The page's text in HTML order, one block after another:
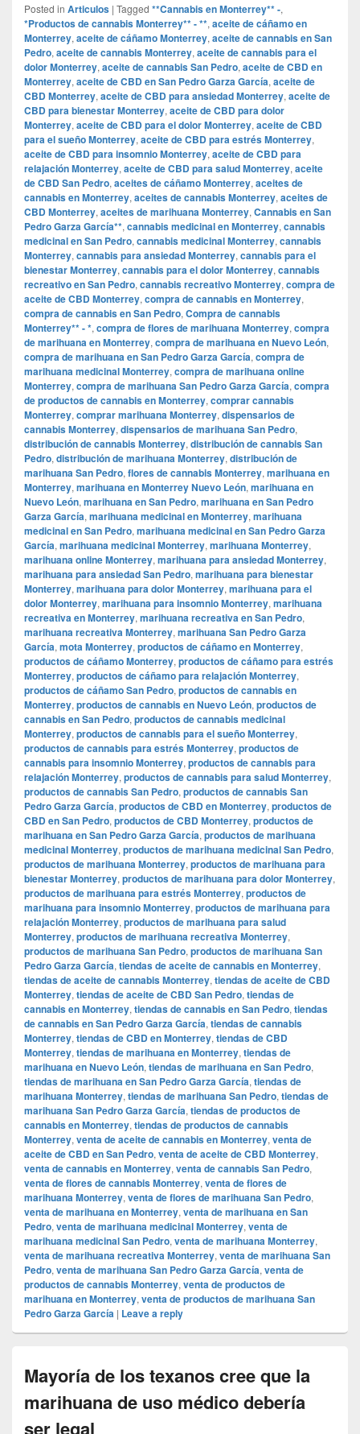
Posted in Articulos | Tagged **Cannabis en Monterrey** -,
*Productos de cannabis Monterrey** - **, aceite de cáñamo en
Monterrey, aceite de cáñamo Monterrey, aceite de cannabis en San
Pedro, aceite de cannabis Monterrey, aceite de cannabis para el
dolor Monterrey, aceite de cannabis San Pedro, aceite de CBD en
Monterrey, aceite de CBD en San Pedro Garza García, aceite de
CBD Monterrey, aceite de CBD para ansiedad Monterrey, aceite de
CBD para bienestar Monterrey, aceite de CBD para dolor
Monterrey, aceite de CBD para el dolor Monterrey, aceite de CBD
para el sueño Monterrey, aceite de CBD para estrés Monterrey,
aceite de CBD para insomnio Monterrey, aceite de CBD para
relajación Monterrey, aceite de CBD para salud Monterrey, aceite
de CBD San Pedro, aceites de cáñamo Monterrey, aceites de
cannabis en Monterrey, aceites de cannabis Monterrey, aceites de
CBD Monterrey, aceites de marihuana Monterrey, Cannabis en San
Pedro Garza García**, cannabis medicinal en Monterrey, cannabis
medicinal en San Pedro, cannabis medicinal Monterrey, cannabis
Monterrey, cannabis para ansiedad Monterrey, cannabis para el
bienestar Monterrey, cannabis para el dolor Monterrey, cannabis
recreativo en San Pedro, cannabis recreativo Monterrey, compra de
aceite de CBD Monterrey, compra de cannabis en Monterrey,
compra de cannabis en San Pedro, Compra de cannabis
Monterrey** - *, compra de flores de marihuana Monterrey, compra
de marihuana en Monterrey, compra de marihuana en Nuevo León,
compra de marihuana en San Pedro Garza García, compra de
marihuana medicinal Monterrey, compra de marihuana online
Monterrey, compra de marihuana San Pedro Garza García, compra
de productos de cannabis en Monterrey, comprar cannabis
Monterrey, comprar marihuana Monterrey, dispensarios de
cannabis Monterrey, dispensarios de marihuana San Pedro,
distribución de cannabis Monterrey, distribución de cannabis San
Pedro, distribución de marihuana Monterrey, distribución de
marihuana San Pedro, flores de cannabis Monterrey, marihuana en
Monterrey, marihuana en Monterrey Nuevo León, marihuana en
Nuevo León, marihuana en San Pedro, marihuana en San Pedro
Garza García, marihuana medicinal en Monterrey, marihuana
medicinal en San Pedro, marihuana medicinal en San Pedro Garza
García, marihuana medicinal Monterrey, marihuana Monterrey,
marihuana online Monterrey, marihuana para ansiedad Monterrey,
marihuana para ansiedad San Pedro, marihuana para bienestar
Monterrey, marihuana para dolor Monterrey, marihuana para el
dolor Monterrey, marihuana para insomnio Monterrey, marihuana
recreativa en Monterrey, marihuana recreativa en San Pedro,
marihuana recreativa Monterrey, marihuana San Pedro Garza
García, mota Monterrey, productos de cáñamo en Monterrey,
productos de cáñamo Monterrey, productos de cáñamo para estrés
Monterrey, productos de cáñamo para relajación Monterrey,
productos de cáñamo San Pedro, productos de cannabis en
Monterrey, productos de cannabis en Nuevo León, productos de
cannabis en San Pedro, productos de cannabis medicinal
Monterrey, productos de cannabis para el sueño Monterrey,
productos de cannabis para estrés Monterrey, productos de
cannabis para insomnio Monterrey, productos de cannabis para
relajación Monterrey, productos de cannabis para salud Monterrey,
productos de cannabis San Pedro, productos de cannabis San
Pedro Garza García, productos de CBD en Monterrey, productos de
CBD en San Pedro, productos de CBD Monterrey, productos de
marihuana en San Pedro Garza García, productos de marihuana
medicinal Monterrey, productos de marihuana medicinal San Pedro,
productos de marihuana Monterrey, productos de marihuana para
bienestar Monterrey, productos de marihuana para dolor Monterrey,
productos de marihuana para estrés Monterrey, productos de
marihuana para insomnio Monterrey, productos de marihuana para
relajación Monterrey, productos de marihuana para salud
Monterrey, productos de marihuana recreativa Monterrey,
productos de marihuana San Pedro, productos de marihuana San
Pedro Garza García, tiendas de aceite de cannabis en Monterrey,
tiendas de aceite de cannabis Monterrey, tiendas de aceite de CBD
Monterrey, tiendas de aceite de CBD San Pedro, tiendas de
cannabis en Monterrey, tiendas de cannabis en San Pedro, tiendas
de cannabis en San Pedro Garza García, tiendas de cannabis
Monterrey, tiendas de CBD en Monterrey, tiendas de CBD
Monterrey, tiendas de marihuana en Monterrey, tiendas de
marihuana en Nuevo León, tiendas de marihuana en San Pedro,
tiendas de marihuana en San Pedro Garza García, tiendas de
marihuana Monterrey, tiendas de marihuana San Pedro, tiendas de
marihuana San Pedro Garza García, tiendas de productos de
cannabis en Monterrey, tiendas de productos de cannabis
Monterrey, venta de aceite de cannabis en Monterrey, venta de
aceite de CBD en San Pedro, venta de aceite de CBD Monterrey,
venta de cannabis en Monterrey, venta de cannabis San Pedro,
venta de flores de cannabis Monterrey, venta de flores de
marihuana Monterrey, venta de flores de marihuana San Pedro,
venta de marihuana en Monterrey, venta de marihuana en San
Pedro, venta de marihuana medicinal Monterrey, venta de
marihuana medicinal San Pedro, venta de marihuana Monterrey,
venta de marihuana recreativa Monterrey, venta de marihuana San
Pedro, venta de marihuana San Pedro Garza García, venta de
productos de cannabis Monterrey, venta de productos de
marihuana en Monterrey, venta de productos de marihuana San
Pedro Garza García | Leave a reply
Mayoría de los texanos cree que la
marihuana de uso médico debería
ser legal